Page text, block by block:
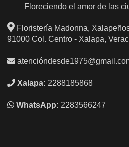
Floreciendo el amor de las
Floristería Madonna,
91000 Col. Centro - Xalapa,
Xalapa: 2288185868
WhatsApp: 2283566247